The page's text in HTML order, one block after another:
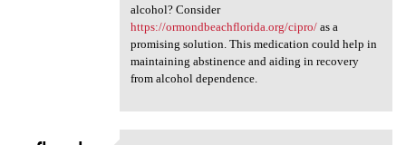
alcohol? Consider
https://ormondbeachflorida.org/cipro/as a
promising solution. This medication could help in
maintaining abstinence and aiding in recovery
from alcohol dependence.